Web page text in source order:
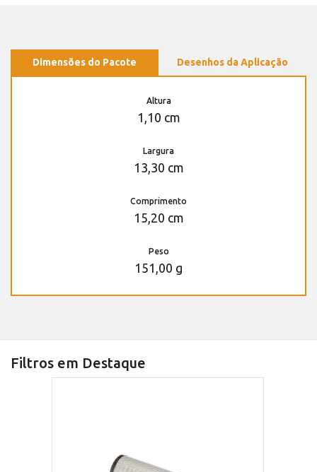
Dimensões do Pacote Desenhos da Aplicação
Altura
1,10 cm
Largura
13,30 cm
Comprimento
15,20 cm
Peso
151,00 g
Filtros em Destaque